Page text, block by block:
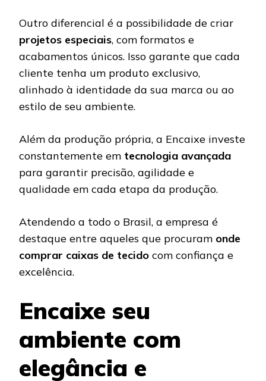
Outro diferencial é a possibilidade de criar
projetos especiais, com formatos e
acabamentos únicos. Isso garante que cada
cliente tenha um produto exclusivo,
alinhado à identidade da sua marca ou ao
estilo de seu ambiente.
Além da produção própria, a Encaixe investe
constantemente em tecnologia avançada
para garantir precisão, agilidade e
qualidade em cada etapa da produção.
Atendendo a todo o Brasil, a empresa é
destaque entre aqueles que procuram onde
comprar caixas de tecido com confiança e
excelência.
Encaixe seu
ambiente com
elegância e